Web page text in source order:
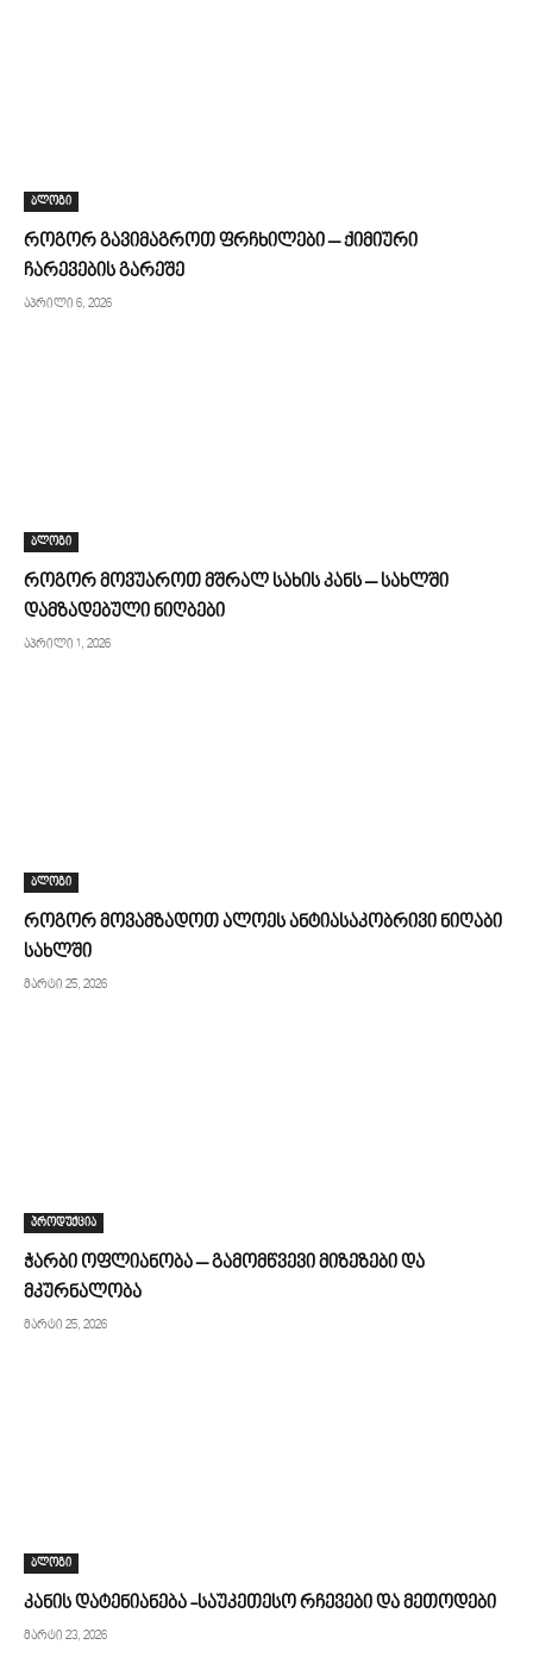
ბლოგი
როგორ გავიმაგროთ ფრჩხილები – ქიმიური
ჩარევების გარეშე
აპრილი 6, 2026
ბლოგი
როგორ მოვუაროთ მშრალ სახის კანს – სახლში
დამზადებული ნიღბები
აპრილი 1, 2026
ბლოგი
როგორ მოვამზადოთ ალოეს ანტიასაკობრივი ნიღაბი
სახლში
მარტი 25, 2026
პროდუქცია
ჭარბი ოფლიანობა – გამომწვევი მიზეზები და
მკურნალობა
მარტი 25, 2026
ბლოგი
კანის დატენიანება -საუკეთესო რჩევები და მეთოდები
მარტი 23, 2026